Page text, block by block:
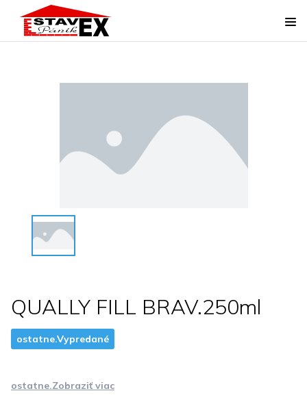
QUALLY FILL BRAV.250ml
ostatne.Vypredané
ostatne.Zobraziť viac